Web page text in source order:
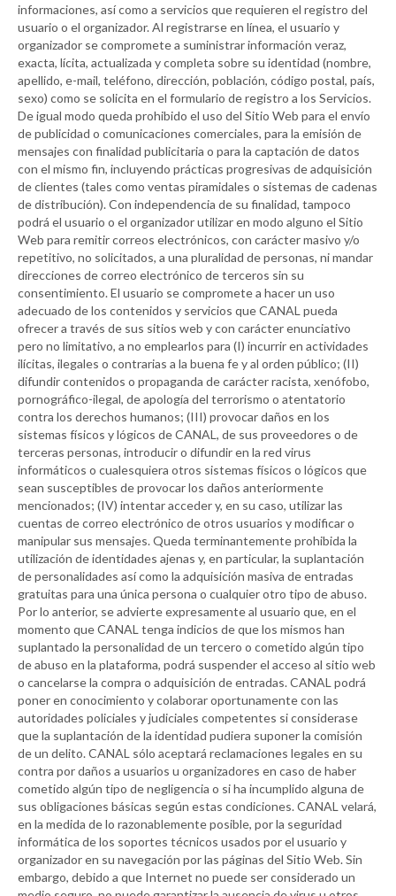
informaciones, así como a servicios que requieren el registro del
usuario o el organizador. Al registrarse en línea, el usuario y
organizador se compromete a suministrar información veraz,
exacta, lícita, actualizada y completa sobre su identidad (nombre,
apellido, e-mail, teléfono, dirección, población, código postal, país,
sexo) como se solicita en el formulario de registro a los Servicios.
De igual modo queda prohibido el uso del Sitio Web para el envío
de publicidad o comunicaciones comerciales, para la emisión de
mensajes con finalidad publicitaria o para la captación de datos
con el mismo fin, incluyendo prácticas progresivas de adquisición
de clientes (tales como ventas piramidales o sistemas de cadenas
de distribución). Con independencia de su finalidad, tampoco
podrá el usuario o el organizador utilizar en modo alguno el Sitio
Web para remitir correos electrónicos, con carácter masivo y/o
repetitivo, no solicitados, a una pluralidad de personas, ni mandar
direcciones de correo electrónico de terceros sin su
consentimiento. El usuario se compromete a hacer un uso
adecuado de los contenidos y servicios queCANAL pueda
ofrecer a través de sus sitios web y con carácter enunciativo
pero no limitativo, a no emplearlos para (I) incurrir en actividades
ilícitas, ilegales o contrarias a la buena fe y al orden público; (II)
difundir contenidos o propaganda de carácter racista, xenófobo,
pornográfico-ilegal, de apología del terrorismo o atentatorio
contra los derechos humanos; (III) provocar daños en los
sistemas físicos y lógicos deCANAL , de sus proveedores o de
terceras personas, introducir o difundir en la red virus
informáticos o cualesquiera otros sistemas físicos o lógicos que
sean susceptibles de provocar los daños anteriormente
mencionados; (IV) intentar acceder y, en su caso, utilizar las
cuentas de correo electrónico de otros usuarios y modificar o
manipular sus mensajes. Queda terminantemente prohibida la
utilización de identidades ajenas y, en particular, la suplantación
de personalidades así como la adquisición masiva de entradas
gratuitas para una única persona o cualquier otro tipo de abuso.
Por lo anterior, se advierte expresamente al usuario que, en el
momento queCANAL tenga indicios de que los mismos han
suplantado la personalidad de un tercero o cometido algún tipo
de abuso en la plataforma, podrá suspender el acceso al sitio web
o cancelarse la compra o adquisición de entradas.CANAL podrá
poner en conocimiento y colaborar oportunamente con las
autoridades policiales y judiciales competentes si considerase
que la suplantación de la identidad pudiera suponer la comisión
de un delito.CANAL sólo aceptará reclamaciones legales en su
contra por daños a usuarios u organizadores en caso de haber
cometido algún tipo de negligencia o si ha incumplido alguna de
sus obligaciones básicas según estas condiciones.CANAL velará,
en la medida de lo razonablemente posible, por la seguridad
informática de los soportes técnicos usados por el usuario y
organizador en su navegación por las páginas del Sitio Web. Sin
embargo, debido a que Internet no puede ser considerado un